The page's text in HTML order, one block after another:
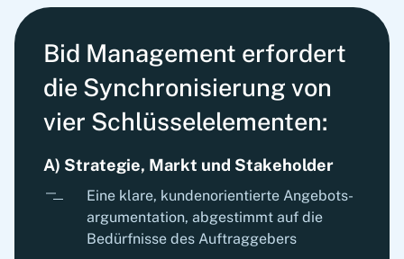
Bid Management erfordert
die Synchronisierung von
vier Schlüsselelementen:
A) Strategie, Markt und Stakeholder
Eine klare, kundenorientierte Angebots­
argumentation, abgestimmt auf die
Bedürfnisse des Auftraggebers